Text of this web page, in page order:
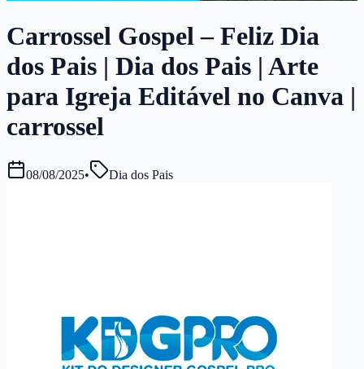
Carrossel Gospel – Feliz Dia
dos Pais | Dia dos Pais | Arte
para Igreja Editável no Canva |
carrossel
08/08/2025• Dia dos Pais